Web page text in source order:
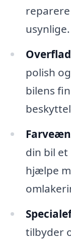
usynlige.
polish
bilens
din bil
hjælpe
tilbyder